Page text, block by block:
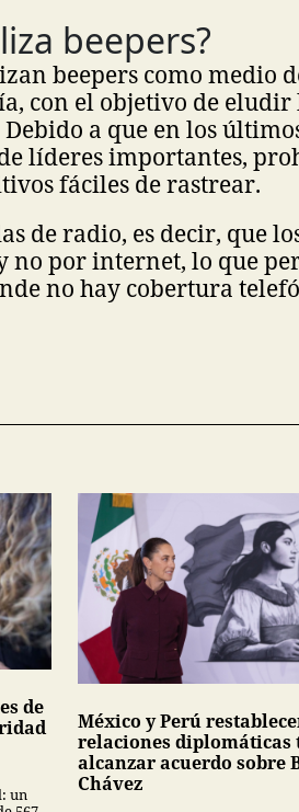
beepers?
beepers como medio
con el objetivo de eludir
a que en los
líderes importantes,
fáciles de rastrear.
de radio, es decir, que
no por internet, lo que
no hay cobertura
de
un
México y Perú
relaciones diplomáticas
alcanzar acuerdo sobre
Chávez